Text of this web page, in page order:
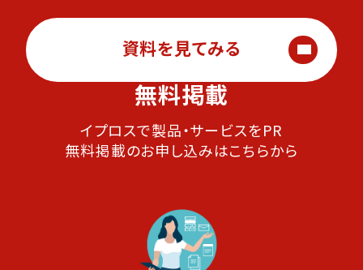
資料を見てみる
無料掲載
イプロスで製品・サービスをPR
無料掲載のお申し込みはこちらから